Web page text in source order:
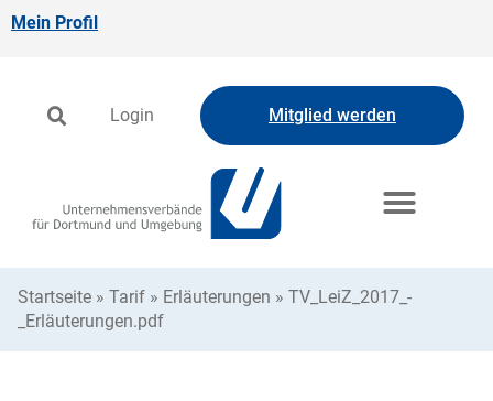
Mein Profil
Login Mitglied werden
Startseite » Tarif » Erläuterungen » TV_LeiZ_2017_-
_Erläuterungen.pdf